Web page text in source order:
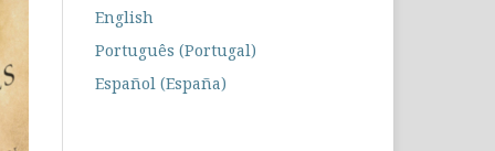
English
Português (Portugal)
Español (España)